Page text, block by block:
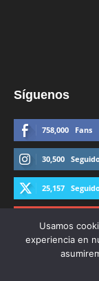
Síguenos
758,000 Fans
30,500
25,157
©
Usamos
experiencia en